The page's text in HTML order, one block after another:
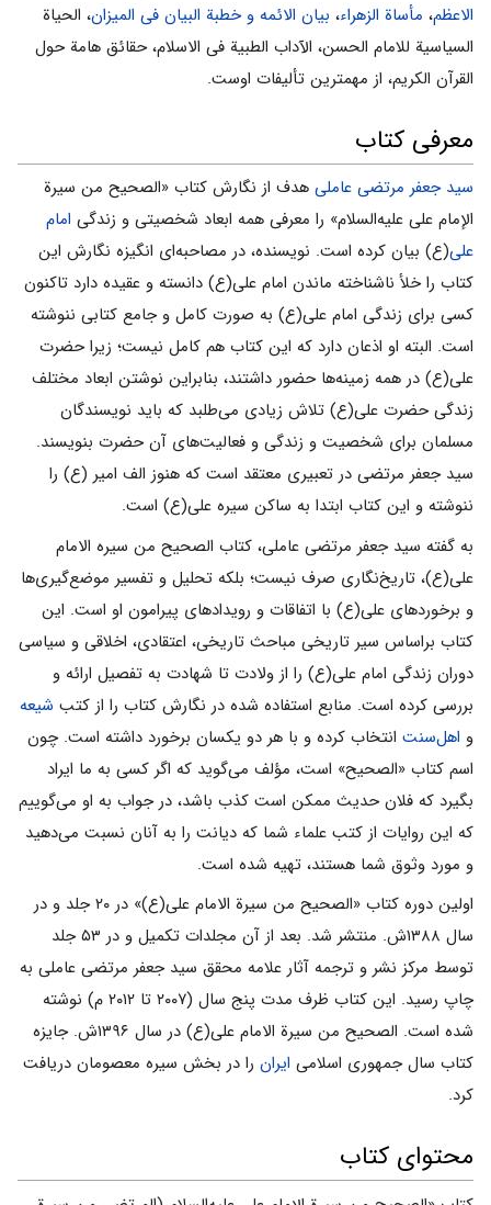
الاعظم، مأساة الزهراء، بیان الائمه و خطبة البیان فى المیزان، الحیاة
السیاسیة للامام الحسن، الآداب الطبیة فى الاسلام، حقائق هامة حول
القرآن الکریم، از مهمترین تألیفات اوست.
معرفی کتاب
سید جعفر مرتضی عاملی هدف از نگارش کتاب «الصحیح من سیرة
الإمام علی علیه‌السلام» را معرفی همه ابعاد شخصیتی و زندگی امام
علی(ع) بیان کرده است. نویسنده، در مصاحبه‌ای انگیزه نگارش این
کتاب را خلأ ناشناخته ماندن امام علی(ع) دانسته و عقیده دارد تاکنون
کسی برای زندگی امام علی(ع) به صورت کامل و جامع کتابی ننوشته
است. البته او اذعان دارد که این کتاب هم کامل نیست؛ زیرا حضرت
علی(ع) در همه زمینه‌ها حضور داشتند، بنابراین نوشتن ابعاد مختلف
زندگی حضرت علی(ع) تلاش زیادی می‌طلبد که باید نویسندگان
مسلمان برای شخصیت و زندگی و فعالیت‌های آن حضرت بنویسند.
سید جعفر مرتضی در تعبیری معتقد است که هنوز الف امیر (ع) را
ننوشته‌ و این کتاب ابتدا به ساکن سیره علی(ع) است.
به گفته سید جعفر مرتضی عاملی، کتاب الصحیح من سیره الامام
علی(ع)، تاریخ‌نگاری صرف نیست؛ بلکه تحلیل و تفسیر موضع‌گیری‌ها
و برخوردهای علی(ع) با اتفاقات و رویدادهای پیرامون او است. این
کتاب براساس سیر تاریخی مباحث تاریخی، اعتقادی، اخلاقی و سیاسی
دوران زندگی امام علی(ع) را از ولادت تا شهادت به تفصیل ارائه و
بررسی کرده است. منابع استفاده شده در نگارش کتاب را از کتب شیعه
و اهل‌سنت انتخاب کرده و با هر دو یکسان برخورد داشته است. چون
اسم کتاب «الصحیح» است، مؤلف مى‌گوید که اگر کسى به ما ایراد
بگیرد که فلان حدیث ممکن است کذب باشد، در جواب به او مى‌گوییم
که این روایات از کتب علماء شما که دیانت را به آنان نسبت مى‌دهید
و مورد وثوق شما هستند، تهیه شده است.
اولین دوره کتاب «الصحیح من سیرة الامام علی(ع)» در ۲۰ جلد و در
سال ۱۳۸۸ش. منتشر شد. بعد از آن مجلدات تکمیل و در ۵۳ جلد
توسط مرکز نشر و ترجمه آثار علامه محقق سید جعفر مرتضی عاملی به
چاپ رسید. این کتاب ظرف مدت پنج سال (۲۰۰۷ تا ۲۰۱۲ م) نوشته
شده است. الصحیح من سیرة الامام علی(ع) در سال ۱۳۹۶ش. جایزه
کتاب سال جمهوری اسلامی ایران را در بخش سیره معصومان دریافت
کرد.
محتوای کتاب